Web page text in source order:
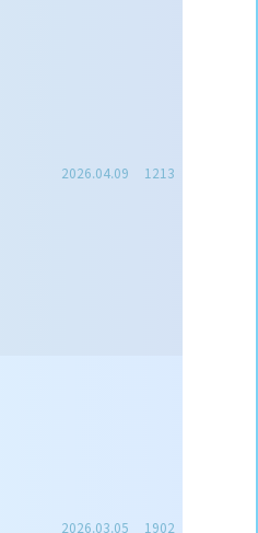
2026.04.09 1213
2026.03.05 1902